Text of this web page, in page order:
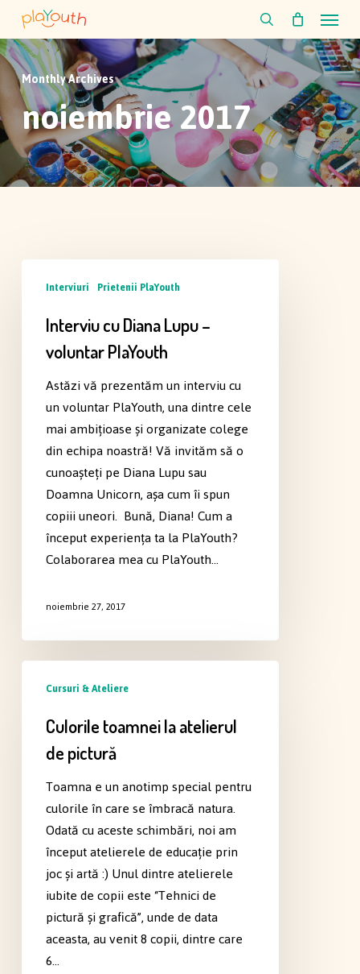
Skip
main
content
search
Menu
Monthly Archives
noiembrie 2017
Diana
Lupu
voluntar
PlaYouth
Interviuri Prietenii PlaYouth
Interviu cu Diana Lupu –
voluntar PlaYouth
Astăzi vă prezentăm un interviu cu
un voluntar PlaYouth, una dintre cele
mai ambiţioase şi organizate colege
din echipa noastră! Vă invităm să o
cunoaşteţi pe Diana Lupu sau
Doamna Unicorn, aşa cum îi spun
copiii uneori. Bună, Diana! Cum a
început experienţa ta la PlaYouth?
Colaborarea mea cu PlaYouth…
noiembrie 27, 2017
Culorile
toamnei
atelierul
pictură
Cursuri & Ateliere
Culorile toamnei la atelierul
de pictură
Toamna e un anotimp special pentru
culorile în care se îmbracă natura.
Odată cu aceste schimbări, noi am
început atelierele de educație prin
joc și artă :) Unul dintre atelierele
iubite de copii este “Tehnici de
pictură și grafică”, unde de data
aceasta, au venit 8 copii, dintre care
6…